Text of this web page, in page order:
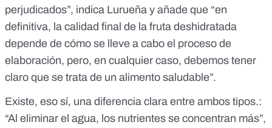
perjudicados”, indica Lurueña y añade que “en
definitiva, la calidad final de la fruta deshidratada
depende de cómo se lleve a cabo el proceso de
elaboración, pero, en cualquier caso, debemos tener
claro que se trata de un alimento saludable”.
Existe, eso sí, una diferencia clara entre ambos tipos.:
“Al eliminar el agua, los nutrientes se concentran más”,